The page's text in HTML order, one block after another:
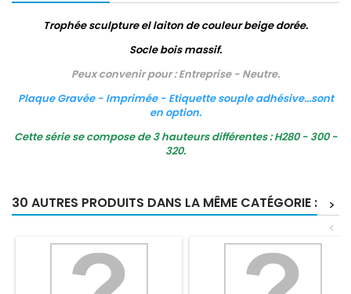
Trophée sculpture el laiton de couleur beige dorée.
Socle bois massif.
Peux convenir pour : Entreprise - Neutre.
Plaque Gravée - Imprimée - Etiquette souple adhésive...sont
en option.
Cette série se compose de 3 hauteurs différentes : H280 - 300 -
320.
30 AUTRES PRODUITS DANS LA MÊME CATÉGORIE :
>
<